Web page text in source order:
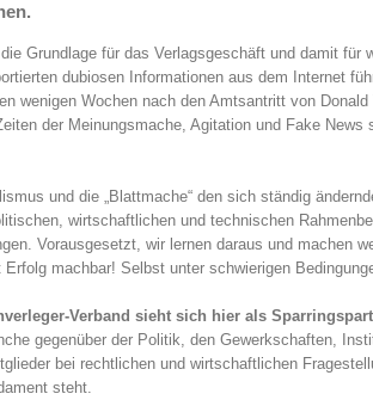
Grundlage für das Verlagsgeschäft und damit für
dubiosen Informationen aus dem Internet
wenigen Wochen nach den Amtsantritt von
der Meinungsmache, Agitation und Fake
und die „Blattmache“ den sich ständig
wirtschaftlichen und technischen
Vorausgesetzt, wir lernen daraus und machen
machbar! Selbst unter schwierigen
Verband sieht sich hier als
gegenüber der Politik, den Gewerkschaften,
bei rechtlichen und wirtschaftlichen
steht.